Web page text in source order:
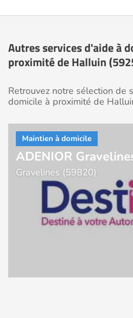
Autres services d'aide à
proximité de Halluin
Retrouvez notre sélection de
domicile à proximité de
ADENIOR
Gravelines (59820)